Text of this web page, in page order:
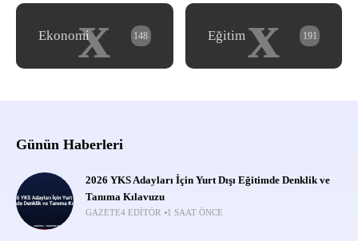
x
Ekonomi 148 x
Eğitim 191
Günün Haberleri
2026 YKS Adayları İçin Yurt Dışı Eğitimde Denklik ve
Tanıma Kılavuzu
GAZETE4 EDITÖR 1 SAAT ÖNCE